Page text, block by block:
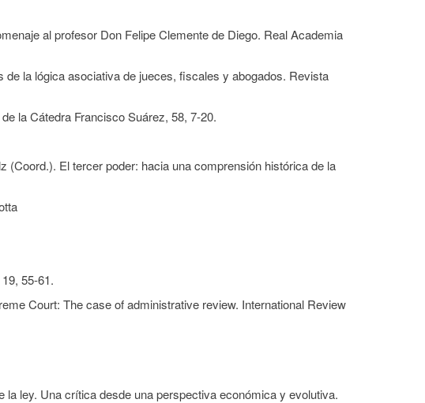
al profesor Don Felipe Clemente de Diego. Real Academia
la lógica asociativa de jueces, fiscales y abogados. Revista
la Cátedra Francisco Suárez, 58, 7-20.
El tercer poder: hacia una comprensión histórica de la
55-61.
Court: The case of administrative review. International Review
ley. Una crítica desde una perspectiva económica y evolutiva.